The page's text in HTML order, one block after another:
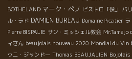
BOTHELAND マーク・ペノ ビストロ「俊」 パ
ル・ラド DAMIEN BUREAU Domaine Picatier
Pierre BISPALIE サン・ミッシェル教会 Mr.Tamajo
ィさん beaujolais nouveau 2020 Mondial du Vin
ゥニ・ジャンドー Thomas BEAUJALIEN